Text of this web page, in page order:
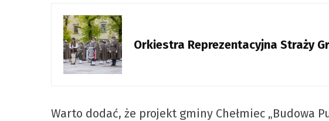
Orkiestra Reprezentacyjna Straży
Warto dodać, że projekt gminy Chełmiec „Budowa